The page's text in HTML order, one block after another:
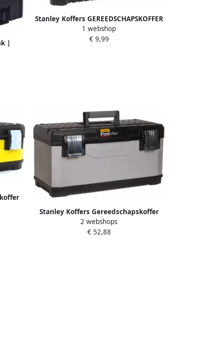
|
Stanley Koffers GEREEDSCHAPSKOFFER
ESSENTIAL M | STST1-75515
1 webshop
€ 9,99
Stanley Koffers Gereedschapskoffer
FatMax MP 26" type 1-95-617
2 webshops
€ 52,88